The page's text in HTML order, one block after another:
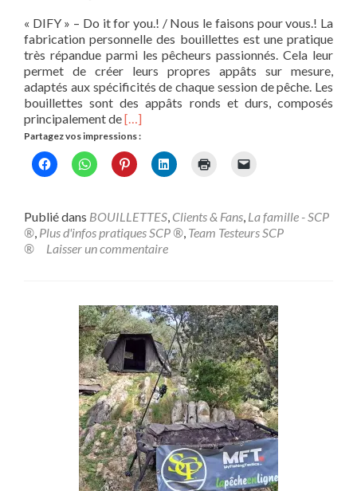
« DIFY » – Do it for you.! / Nous le faisons pour vous.! La
fabrication personnelle des bouillettes est une pratique
très répandue parmi les pêcheurs passionnés. Cela leur
permet de créer leurs propres appâts sur mesure,
adaptés aux spécificités de chaque session de pêche. Les
bouillettes sont des appâts ronds et durs, composés
principalement deEn
savoir
plus
surDIFY
–
It
For
You.!
[…]
Partagez vos impressions :
Publié dans BOUILLETTES, Clients & Fans, La famille - SCP
®, Plus d'infos pratiques SCP ®, Team Testeurs SCP
®
Laisser un commentaire